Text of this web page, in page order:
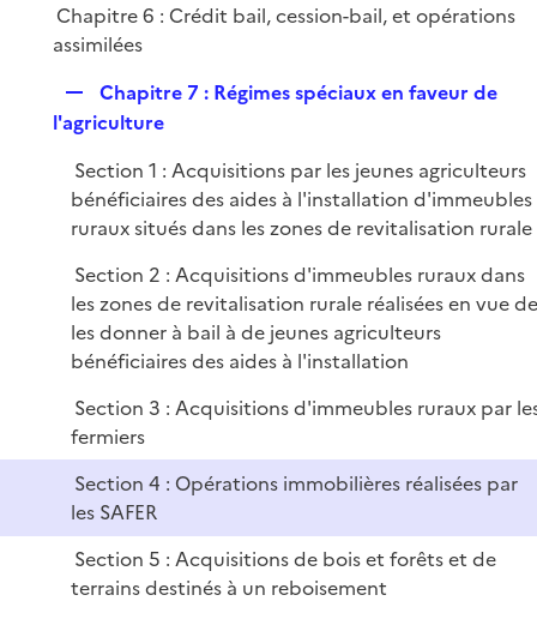
Chapitre 6 : Crédit bail, cession-bail, et opérations
assimilées
e
l
i
e
Chapitre 7 : Régimes spéciaux en faveur de
l'agriculture
Section 1 : Acquisitions par les jeunes agriculteurs
bénéficiaires des aides à l'installation d'immeubles
ruraux situés dans les zones de revitalisation rurale
Section 2 : Acquisitions d'immeubles ruraux dans
les zones de revitalisation rurale réalisées en vue de
les donner à bail à de jeunes agriculteurs
bénéficiaires des aides à l'installation
Section 3 : Acquisitions d'immeubles ruraux par
fermiers
Section 4 : Opérations immobilières réalisées par
les SAFER
Section 5 : Acquisitions de bois et forêts et de
terrains destinés à un reboisement